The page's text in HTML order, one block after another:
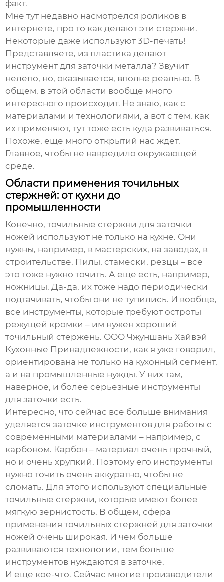
факт.
Мне тут недавно насмотрелся роликов в
интернете, про то как делают эти стержни.
Некоторые даже используют 3D-печать!
Представляете, из пластика делают
инструмент для заточки металла? Звучит
нелепо, но, оказывается, вполне реально. В
общем, в этой области вообще много
интересного происходит. Не знаю, как с
материалами и технологиями, а вот с тем, как
их применяют, тут тоже есть куда развиваться.
Похоже, еще много открытий нас ждет.
Главное, чтобы не навредило окружающей
среде.
Области применения точильных
стержней: от кухни до
промышленности
Конечно,точильные стержни для заточки
ножей используют не только на кухне. Они
нужны, например, в мастерских, на заводах, в
строительстве. Пилы, стамески, резцы – все
это тоже нужно точить. А еще есть, например,
ножницы. Да-да, их тоже надо периодически
подтачивать, чтобы они не тупились. И вообще,
все инструменты, которые требуют остроты
режущей кромки – им нужен хороший
точильный стержень. ООО Чжуншань Хайвэй
Кухонные Принадлежности, как я уже говорил,
ориентирована не только на кухонный сегмент,
а и на промышленные нужды. У них там,
наверное, и более серьезные инструменты
для заточки есть.
Интересно, что сейчас все больше внимания
уделяется заточке инструментов для работы с
современными материалами – например, с
карбоном. Карбон – материал очень прочный,
но и очень хрупкий. Поэтому его инструменты
нужно точить очень аккуратно, чтобы не
сломать. Для этого используют специальные
точильные стержни, которые имеют более
мягкую зернистость. В общем, сфера
примененияточильных стержней для заточки
ножей очень широкая. И чем больше
развиваются технологии, тем больше
инструментов нуждаются в заточке.
И еще кое-что. Сейчас многие производители